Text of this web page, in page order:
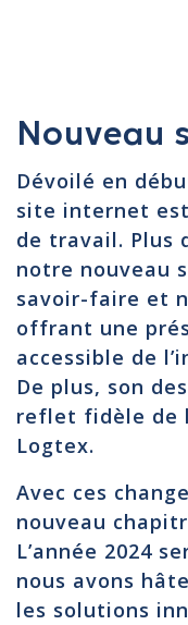
Nouveau
Dévoilé en
site internet
de travail. Plus
notre nouveau
savoir-faire et
offrant une
accessible de
De plus, son
reflet fidèle de
Logtex.
Avec ces
nouveau
L’année 2024
nous avons
les solutions